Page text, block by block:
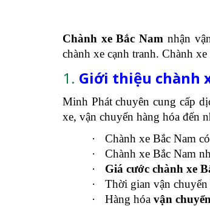
Chành xe Bắc Nam nhận
chành xe cạnh tranh. Chành
1. Giới thiệu chành
Minh Phát chuyên cung cấp
xe, vận chuyển hàng hóa đến
·
Chành xe Bắc Nam
·
Chành xe Bắc Nam
·
Giá cước chành xe
·
Thời gian vận
·
Hàng hóa vận